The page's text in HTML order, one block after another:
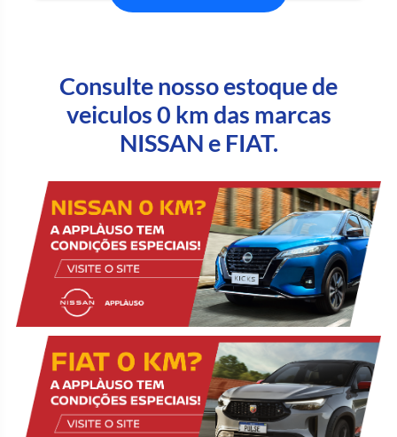
Consulte nosso estoque de
veiculos 0 km das marcas
NISSAN e FIAT.